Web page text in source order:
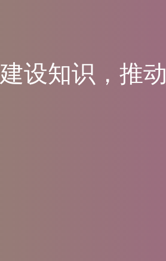
建设知识 ， 推动